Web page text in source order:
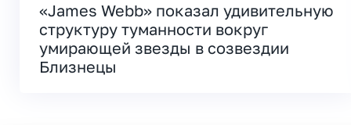
«James Webb» показал удивительную
структуру туманности вокруг
умирающей звезды в созвездии
Близнецы